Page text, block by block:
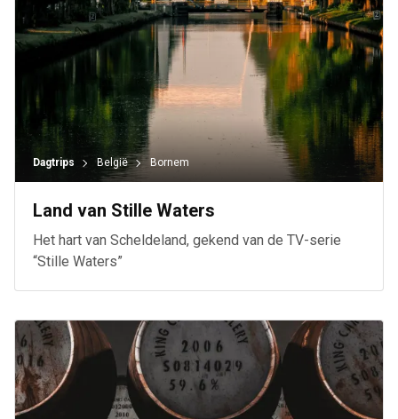
Dagtrips België Bornem
Land van Stille Waters
Het hart van Scheldeland, gekend van de TV-serie
“Stille Waters”